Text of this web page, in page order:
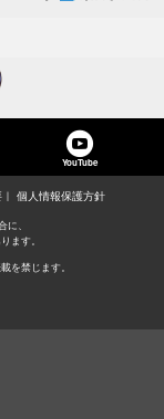
YouTube
個人情報保護方針
、
ます。
を禁じます。